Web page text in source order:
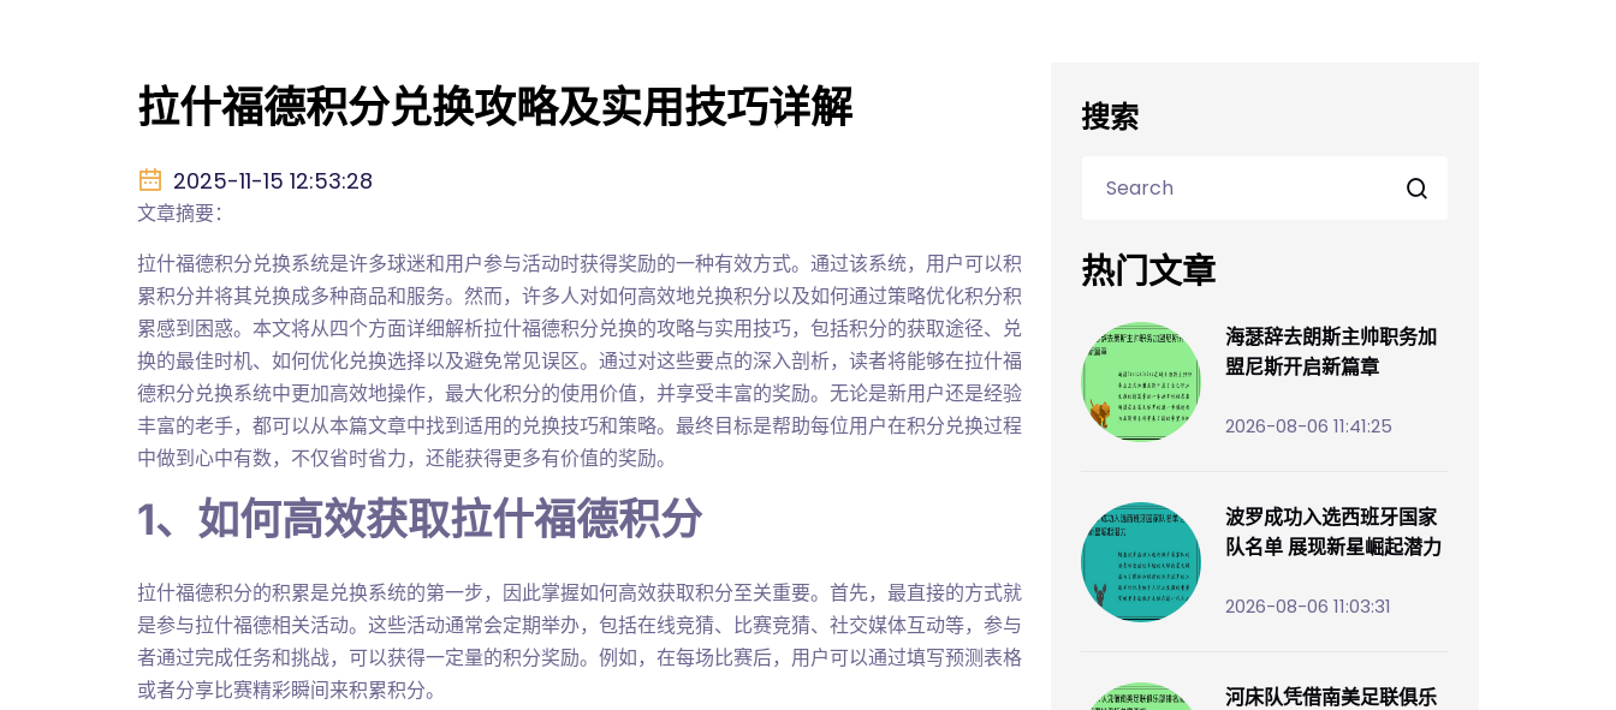
拉什福德积分兑换攻略及实用技巧详解
2025-11-15 12:53:28
文章摘要：
拉什福德积分兑换系统是许多球迷和用户参与活动时获得奖励的一种有效方式。通过该系统，用户可以积
累积分并将其兑换成多种商品和服务。然而，许多人对如何高效地兑换积分以及如何通过策略优化积分积
累感到困惑。本文将从四个方面详细解析拉什福德积分兑换的攻略与实用技巧，包括积分的获取途径、兑
换的最佳时机、如何优化兑换选择以及避免常见误区。通过对这些要点的深入剖析，读者将能够在拉什福
德积分兑换系统中更加高效地操作，最大化积分的使用价值，并享受丰富的奖励。无论是新用户还是经验
丰富的老手，都可以从本篇文章中找到适用的兑换技巧和策略。最终目标是帮助每位用户在积分兑换过程
中做到心中有数，不仅省时省力，还能获得更多有价值的奖励。
1、如何高效获取拉什福德积分
拉什福德积分的积累是兑换系统的第一步，因此掌握如何高效获取积分至关重要。首先，最直接的方式就
是参与拉什福德相关活动。这些活动通常会定期举办，包括在线竞猜、比赛竞猜、社交媒体互动等，参与
者通过完成任务和挑战，可以获得一定量的积分奖励。例如，在每场比赛后，用户可以通过填写预测表格
或者分享比赛精彩瞬间来积累积分。
搜索
热门文章
海瑟辞去朗斯主帅职务加
盟尼斯开启新篇章
2026-08-06 11:41:25
波罗成功入选西班牙国家
队名单 展现新星崛起潜力
2026-08-06 11:03:31
河床队凭借南美足联俱乐